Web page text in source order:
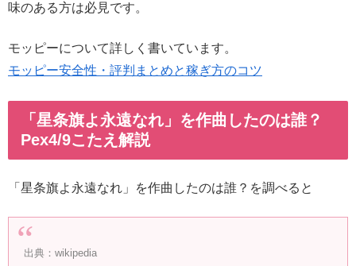
味のある方は必見です。
モッピーについて詳しく書いています。
モッピー安全性・評判まとめと稼ぎ方のコツ
「星条旗よ永遠なれ」を作曲したのは誰？
Pex4/9こたえ解説
「星条旗よ永遠なれ」を作曲したのは誰？を調べると
出典：wikipedia